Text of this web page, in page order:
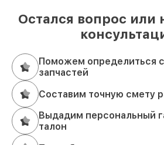
Остался вопрос или
Поможем определиться
запчастей
Составим точную смету
Выдадим персональный
талон